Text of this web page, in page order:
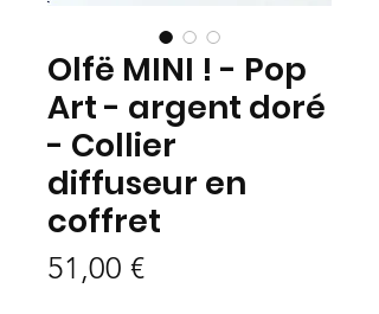
Olfë MINI ! - Pop
Art - argent doré
- Collier
diffuseur en
coffret
51,00 €Prix